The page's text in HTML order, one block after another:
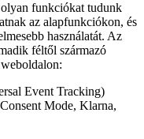
funkciókat tudunk
az alapfunkciókon, és
használatát. Az
féltől származó
Event Tracking)
Mode, Klarna,